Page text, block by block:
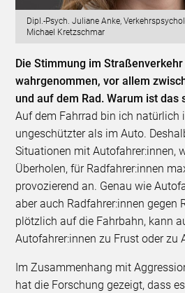
Dipl.-Psych. Juliane Anke,
Michael Kretzschmar
Die Stimmung im
wahrgenommen, vor allem
und auf dem Rad. Warum ist das
Auf dem Fahrrad bin ich natürlich
ungeschützter als im Auto.
Situationen mit Autofahrer:innen,
Überholen, für Radfahrer:innen
provozierend an. Genau wie
aber auch Radfahrer:innen gegen
plötzlich auf die Fahrbahn, kann
Autofahrer:innen zu Frust oder zu
Im Zusammenhang mit
hat die Forschung gezeigt, dass